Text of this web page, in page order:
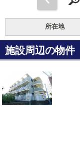
所在地
施設周辺の物件